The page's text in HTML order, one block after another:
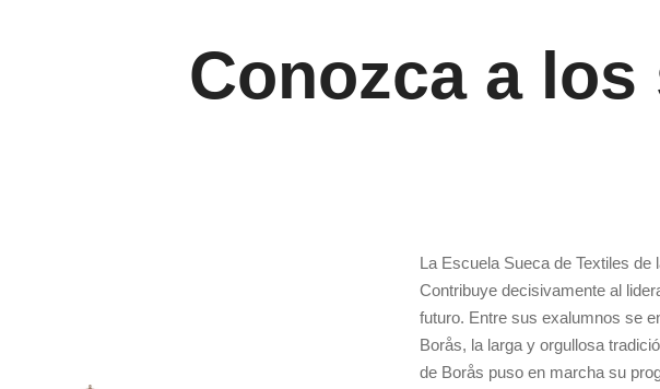
Conozca a
La Escuela Sueca de Textiles
Contribuye decisivamente al
futuro. Entre sus exalumnos se
Borås, la larga y orgullosa
de Borås puso en marcha su